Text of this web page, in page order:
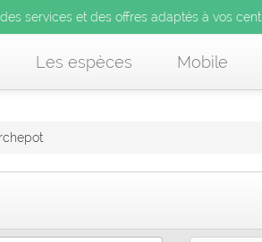
des services et des offres adaptés à vos
Les espèces Mobile
services et des offres adaptés à vos
services et des offres adaptés à